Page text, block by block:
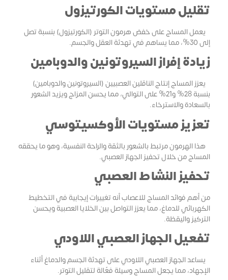
تقليل مستويات الكورتيزول
يعمل المساج على خفض هرمون التوتر (الكورتيزول) بنسبة تصل
إلى 30%، مما يساهم في تهدئة العقل والجسم.
زيادة إفراز السيروتونين والدوبامين
يعزز المساج إنتاج الناقلين العصبيين (السيروتونين والدوبامين)
بنسبة 28% و21% على التوالي، مما يحسن المزاج ويزيد الشعور
بالسعادة والاسترخاء.
تعزيز مستويات الأوكسيتوسي
هذا الهرمون مرتبط بالشعور بالثقة والراحة النفسية، وهو ما يحققه
المساج من خلال تحفيز الجهاز العصبي.
تحفيز النشاط العصبي
من أهم فوائد المساج للاعصاب أنه تغييرات إيجابية في التخطيط
الكهربائي للدماغ، مما يعزز التواصل بين الخلايا العصبية ويحسن
التركيز واليقظة.
تفعيل الجهاز العصبي اللاودي
يساعد الجهاز العصبي اللاودي على تهدئة الجسم والدماغ أثناء
الإجهاد، مما يجعل المساج وسيلة فعّالة لتقليل التوتر.